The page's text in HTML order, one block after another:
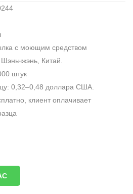
с моющим средством
Китай.
штук
0,32–0,48 доллара США.
клиент оплачивает